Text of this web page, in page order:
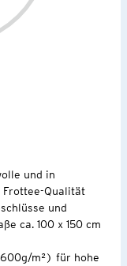
und in
Frottee-Qualität
und
ca. 100 x 150 cm
m²) für hohe